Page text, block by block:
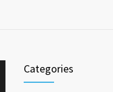
Categories